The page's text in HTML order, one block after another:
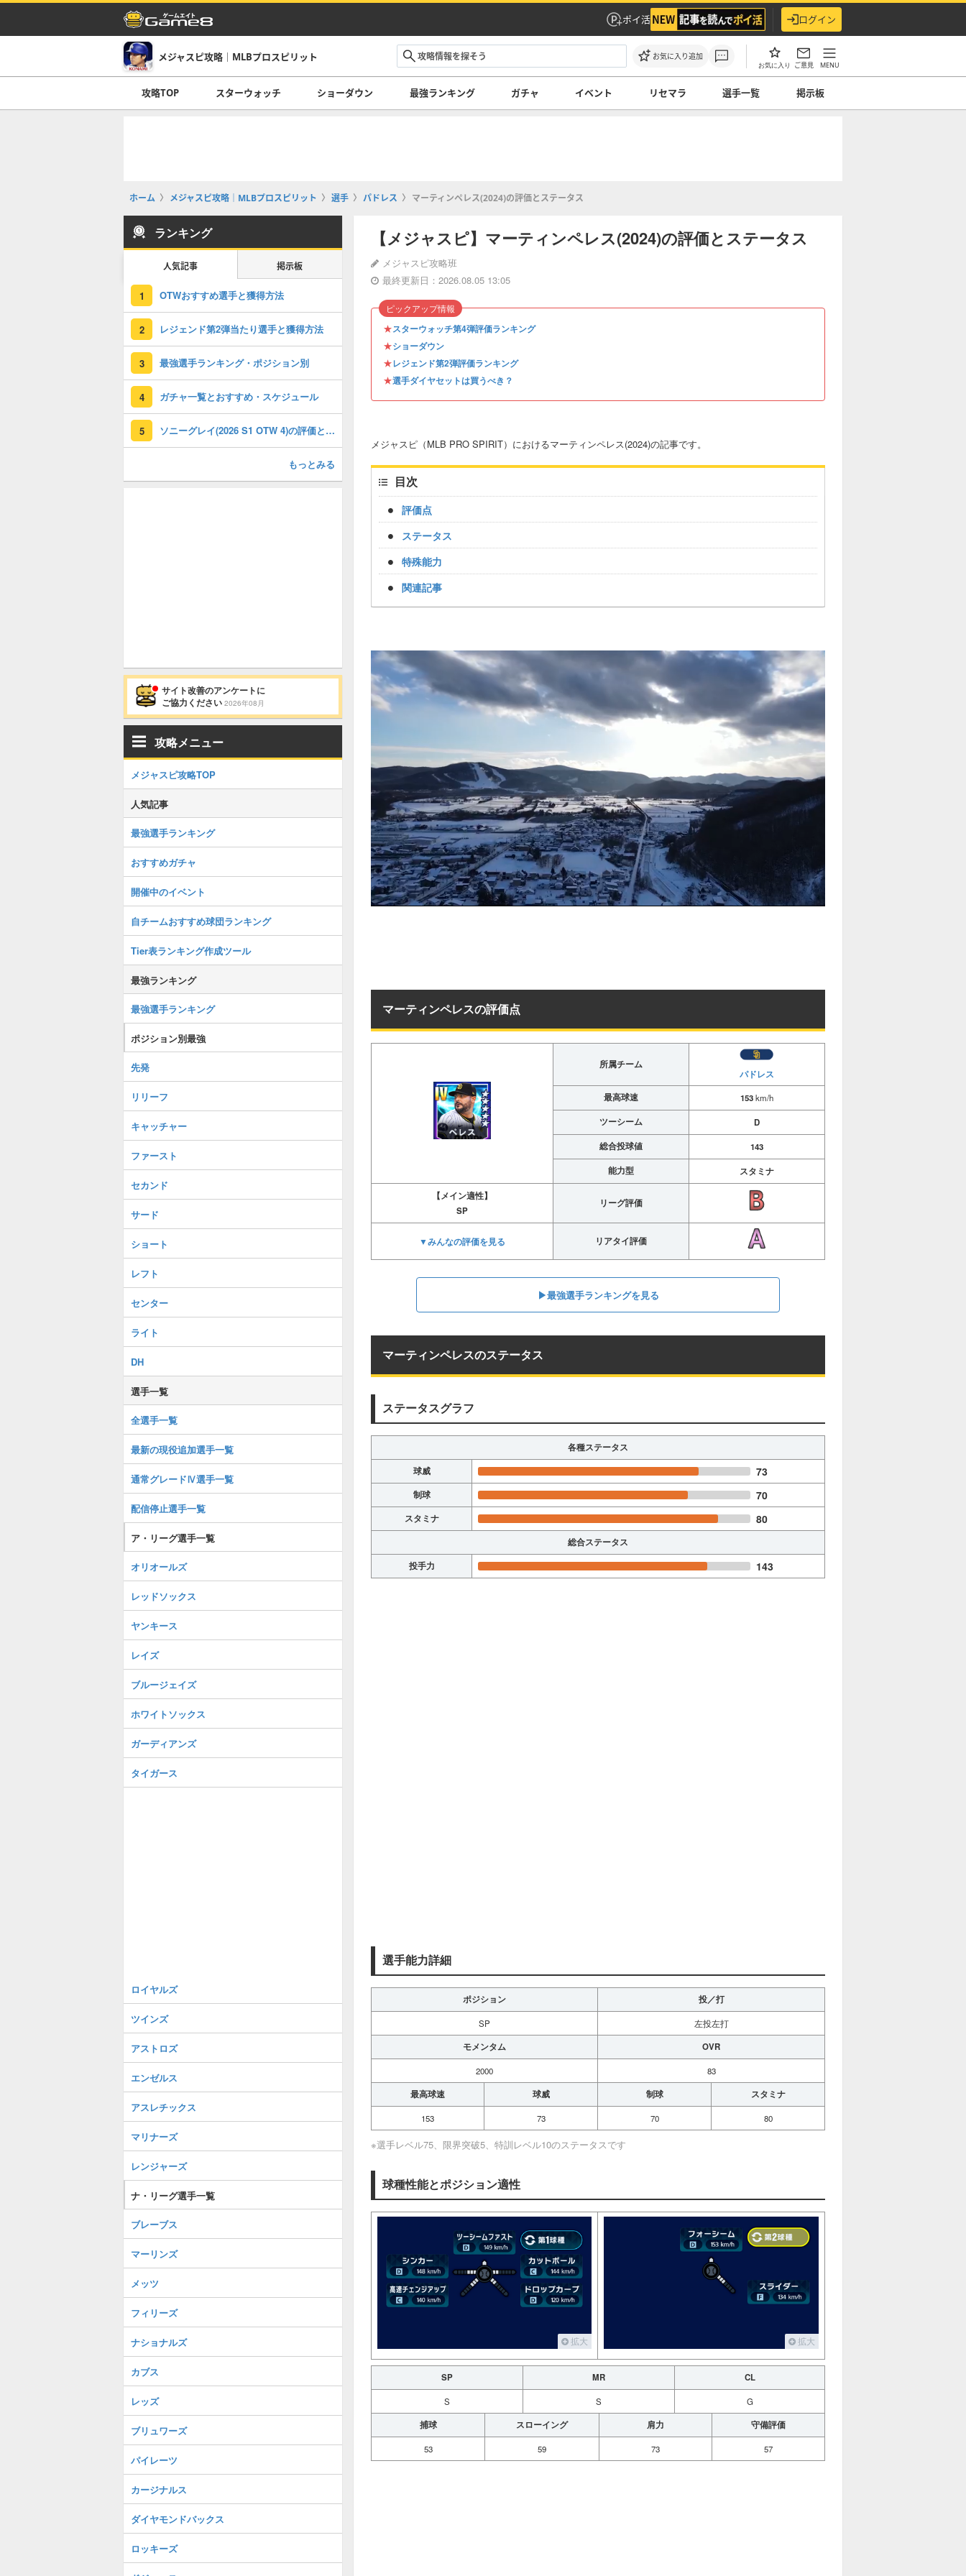
ポイ活 ログイン
メジャスピ攻略｜MLBプロスピリット お気に入り追加
お気に入り ご意見 MENU
攻略TOP スターウォッチ ショーダウン 最強ランキング ガチャ イベント リセマラ 選手一覧 掲示板
ホーム メジャスピ攻略｜MLBプロスピリット 選手 パドレス マーティンペレス(2024)の評価とステータス
【メジャスピ】マーティンペレス(2024)の評価とステータス
メジャスピ攻略班
最終更新日：2026.08.05 13:05
★スターウォッチ第4弾評価ランキング
★ショーダウン
★レジェンド第2弾評価ランキング
★選手ダイヤセットは買うべき？
ピックアップ情報
メジャスピ（MLB PRO SPIRIT）におけるマーティンペレス(2024)の記事です。
目次
評価点
ステータス
特殊能力
関連記事
マーティンペレスの評価点
所属チーム
パドレス
最高球速 153km/h
ツーシーム
D
総合投球値
143
能力型
スタミナ
【メイン適性】
SP
リーグ評価
▼みんなの評価を見る リアタイ評価
▶︎最強選手ランキングを見る
マーティンペレスのステータス
ステータスグラフ
各種ステータス
球威
73
制球 70
スタミナ 80
総合ステータス
投手力
143
選手能力詳細
ポジション 投／打
SP 左投左打
モメンタム OVR
2000 83
最高球速 球威 制球 スタミナ
153 73 70 80
※選手レベル75、限界突破5、特訓レベル10のステータスです
球種性能とポジション適性
拡大 拡大
SP MR CL
S S G
捕球 スローイング 肩力 守備評価
53 59 73 57
ランキング
人気記事 掲示板
1 OTWおすすめ選手と獲得方法
2 レジェンド第2弾当たり選手と獲得方法
3 最強選手ランキング・ポジション別
4 ガチャ一覧とおすすめ・スケジュール
5 ソニーグレイ(2026 S1 OTW 4)の評価とステータス
もっとみる
サイト改善のアンケートに
ご協力ください 2026年08月
攻略メニュー
メジャスピ攻略TOP
人気記事
最強選手ランキング
おすすめガチャ
開催中のイベント
自チームおすすめ球団ランキング
Tier表ランキング作成ツール
最強ランキング
最強選手ランキング
ポジション別最強
先発
リリーフ
キャッチャー
ファースト
セカンド
サード
ショート
レフト
センター
ライト
DH
選手一覧
全選手一覧
最新の現役追加選手一覧
通常グレードⅣ選手一覧
配信停止選手一覧
ア・リーグ選手一覧
オリオールズ
レッドソックス
ヤンキース
レイズ
ブルージェイズ
ホワイトソックス
ガーディアンズ
タイガース
ロイヤルズ
ツインズ
アストロズ
エンゼルス
アスレチックス
マリナーズ
レンジャーズ
ナ・リーグ選手一覧
ブレーブス
マーリンズ
メッツ
フィリーズ
ナショナルズ
カブス
レッズ
ブリュワーズ
パイレーツ
カージナルス
ダイヤモンドバックス
ロッキーズ